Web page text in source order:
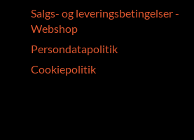
Salgs- og leveringsbetingelser -
Webshop
Persondatapolitik
Cookiepolitik